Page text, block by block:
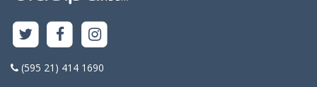
(595 21) 414 1690